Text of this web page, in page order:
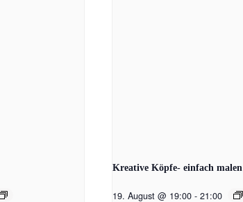
Kreative Köpfe- einfach malen
19. August @ 19:00 - 21:00